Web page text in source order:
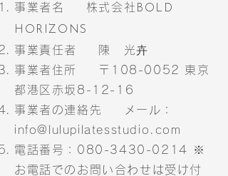
事業者名 株式会社 BOLD
HORIZONS
事業責任者 陳 光卉
事業者住所 〒108-0052
東京
都港区赤坂8-12-16
事業者の連絡先 メール：
info@lulupilatesstudio.com
電話番号：080-3430-0214 ※
お電話でのお問い合わせは受け付